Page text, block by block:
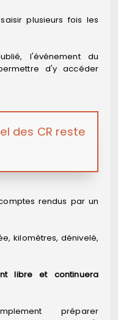
plusieurs fois les
l'événement du
d'y accéder
des CR reste
rendus par un
kilomètres, dénivelé,
libre et continuera
préparer